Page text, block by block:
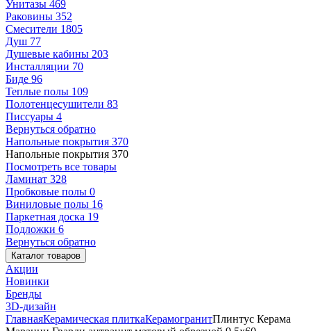
Унитазы 469
Раковины 352
Смесители 1805
Душ 77
Душевые кабины 203
Инсталляции 70
Биде 96
Теплые полы 109
Полотенцесушители 83
Писсуары 4
Вернуться обратно
Напольные покрытия 370
Напольные покрытия 370
Посмотреть все товары
Ламинат 328
Пробковые полы 0
Виниловые полы 16
Паркетная доска 19
Подложки 6
Вернуться обратно
Каталог товаров
Акции
Новинки
Бренды
3D-дизайн
ГлавнаяКерамическая плиткаКерамогранитПлинтус Керама